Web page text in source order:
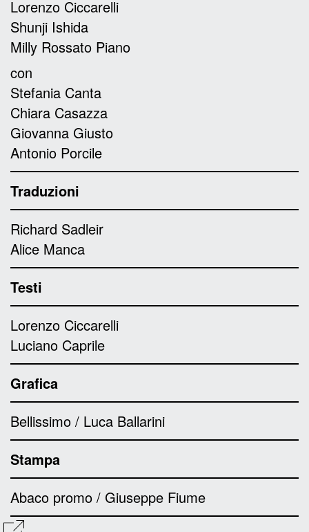
Lorenzo Ciccarelli
Shunji Ishida
Milly Rossato Piano
con
Stefania Canta
Chiara Casazza
Giovanna Giusto
Antonio Porcile
Traduzioni
Richard Sadleir
Alice Manca
Testi
Lorenzo Ciccarelli
Luciano Caprile
Grafica
Bellissimo / Luca Ballarini
Stampa
Abaco promo / Giuseppe Fiume